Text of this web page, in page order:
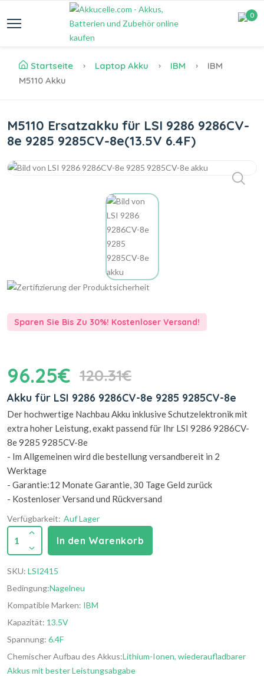
0
Startseite Laptop Akku IBM
IBM
M5110 Akku
M5110 Ersatzakku für LSI 9286 9286CV-
8e 9285 9285CV-8e(13.5V 6.4F)
Sparen Sie Bis Zu 30%! Kostenloser Versand!
96.25€ 120.31€
Akku für LSI 9286 9286CV-8e 9285 9285CV-8e
Der hochwertige Nachbau Akku inklusive Schutzelektronik mit
extra hoher Leistung, exakt passend für Ihr LSI 9286 9286CV-
8e 9285 9285CV-8e
- Im Allgemeinen wird die bestellung versandbereit in 2
Werktage
- Garantie:12 Monate Garantie, 30 Tage Geld zurück
- Kostenloser Versand und Rückversand
Verfügbarkeit: Auf Lager
1 In den Warenkorb
SKU: LSI2415
Bedingung:Nagelneu
Kompatible Marken: IBM
Kapazität: 13.5V
Spannung: 6.4F
Chemischer Aufbau des Akkus:Lithium-Ionen, wiederaufladbarer
Akkus mit bester Leistungsabgabe